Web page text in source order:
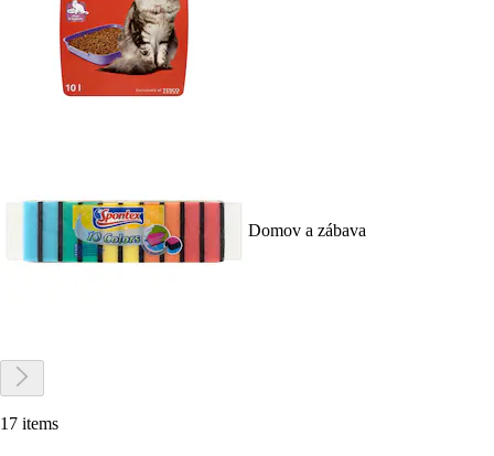
Domov a zábava
17 items